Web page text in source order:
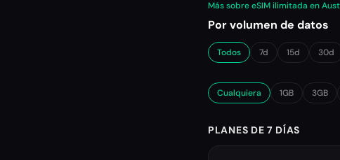
Más sobre eSIM ilimitada en
Por volumen de datos
Todos 7d 15d 30d
Cualquiera 1GB 3GB
PLANES DE 7 DÍAS